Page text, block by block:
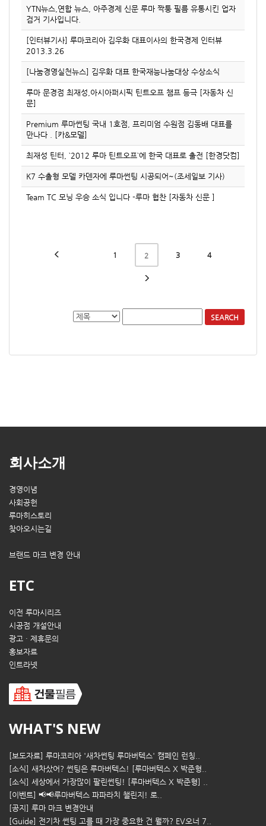
YTN뉴스,연합 뉴스, 아주경제 신문 루마 짝퉁 필름 유통시킨 업자
검거 기사입니다.
[인터뷰기사] 루마코리아 김우화 대표이사의 한국경제 인터뷰
2013.3.26
[나눔경영실천뉴스] 김우화 대표 한국재능나눔대상 수상소식
루마 문경점 최재성,아시아퍼시픽 틴트오프 챔프 등극 [자동차 신
문]
Premium 루마썬팅 국내 1호점, 프리미엄 수원점 김동배 대표를
만나다 . [카&모델]
최재성 틴터, `2012 루마 틴트오프`에 한국 대표로 출전 [한경닷컴]
K7 수출형 모델 카덴자에 루마썬팅 시공되어~(조세일보 기사)
Team TC 모닝 우승 소식 입니다 -루마 협찬 [자동차 신문 ]
1 2 3 4
SEARCH
회사소개
경영이념
사회공헌
루마히스토리
찾아오시는길
브랜드 마크 변경 안내
ETC
이전 루마시리즈
시공점 개설안내
광고 · 제휴문의
홍보자료
인트라넷
WHAT'S NEW
[보도자료] 루마코리아 '새차썬팅 루마버텍스' 캠페인 런칭..
[소식] 새차샀어? 썬팅은 루마버텍스! [루마버텍스 X 박준형..
[소식] 세상에서 가장많이 팔린썬팅! [루마버텍스 X 박준형] ..
[이벤트] 📢📢루마버텍스 파파라치 챌린지! 로..
[공지] 루마 마크 변경안내
[Guide] 전기차 썬팅 고를 때 가장 중요한 건 뭘까? EV오너 7..